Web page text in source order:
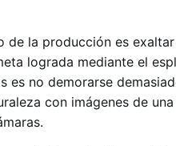
de la producción es
lograda mediante el
es no demorarse
con imágenes de